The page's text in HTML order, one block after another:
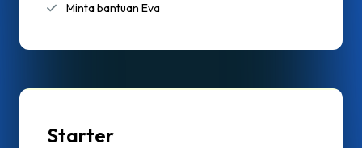
Minta bantuan Eva
Starter